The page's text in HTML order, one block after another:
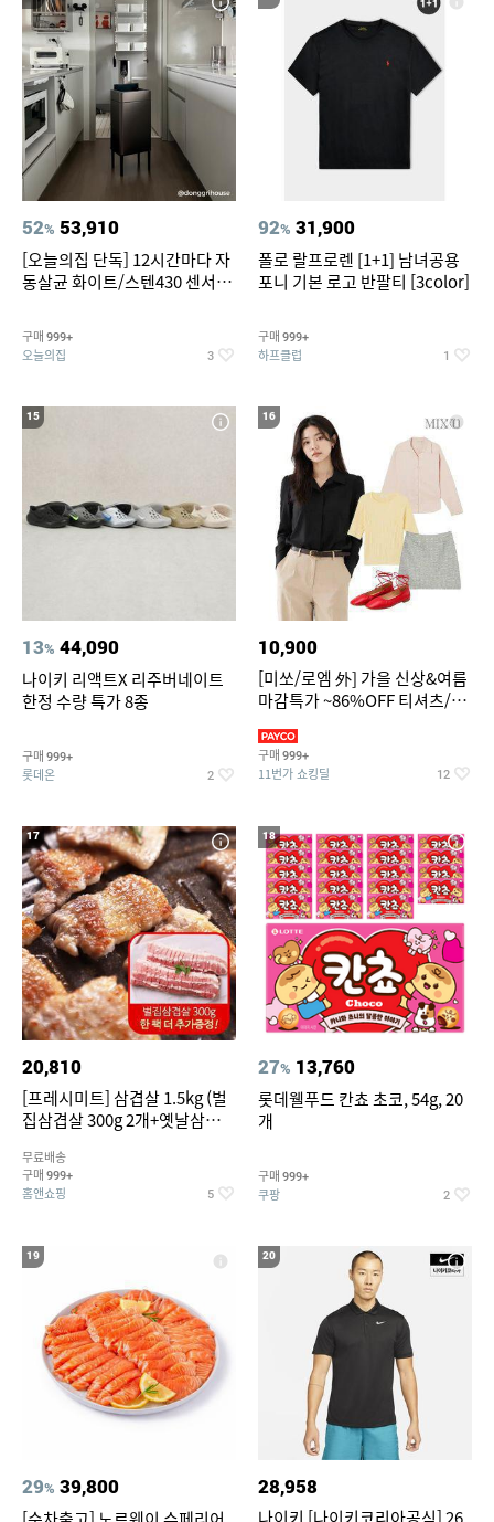
52% 53,910
[오늘의집 단독] 12시간마다 자
동살균 화이트/스텐430 센서휴
구매 999+
오늘의집 3
92% 31,900
폴로 랄프로렌 [1+1] 남녀공용
포니 기본 로고 반팔티 [3color]
구매 999+
하프클럽 1
15
13% 44,090
나이키 리액트X 리주버네이트
한정 수량 특가 8종
구매 999+
롯데온 2
16
10,900
[미쏘/로엠 外] 가을 신상&여름
마감특가 ~86%OFF 티셔츠/슬
구매 999+
11번가 쇼킹딜 12
17
20,810
[프레시미트] 삼겹살 1.5kg (벌
집삼겹살 300g 2개+옛날삼겹살
팩 추가증정)
무료배송
구매 999+
홈앤쇼핑 5
18
27% 13,760
롯데웰푸드 칸쵸 초코, 54g, 20
개
구매 999+
쿠팡 2
19
29% 39,800
20
28,958